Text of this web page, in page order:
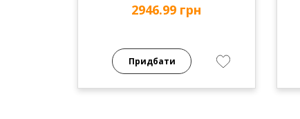
2946.99 грн
Придбати